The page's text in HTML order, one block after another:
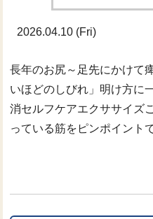
2026.04.10 (Fri)
長年のお尻～足先にかけて
いほどのしびれ」明け方に
消セルフケアエクササイズ
っている筋をピンポイント